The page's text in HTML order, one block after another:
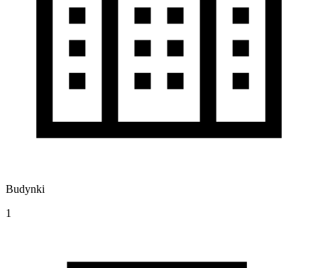
Budynki
1